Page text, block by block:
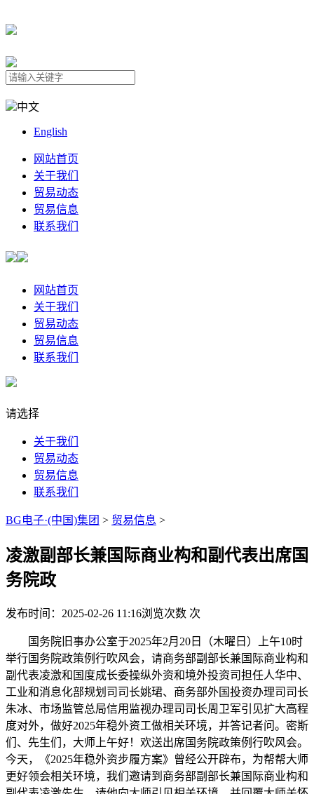
中文
English
网站首页
关于我们
贸易动态
贸易信息
联系我们
网站首页
关于我们
贸易动态
贸易信息
联系我们
请选择
关于我们
贸易动态
贸易信息
联系我们
BG电子·(中国)集团 > 贸易信息 >
凌激副部长兼国际商业构和副代表出席国
务院政
发布时间：2025-02-26 11:16浏览次数 次
国务院旧事办公室于2025年2月20日（木曜日）上午10时举行国务院政策例行吹风会，请商务部副部长兼国际商业构和副代表凌激和国度成长委操纵外资和境外投资司担任人华中、工业和消息化部规划司司长姚珺、商务部外国投资办理司司长朱冰、市场监管总局信用监视办理司司长周卫军引见扩大高程度对外，做好2025年稳外资工做相关环境，并答记者问。密斯们、先生们，大师上午好！欢送出席国务院政策例行吹风会。今天，《2025年稳外资步履方案》曾经公开辟布，为帮帮大师更好领会相关环境，我们邀请到商务部副部长兼国际商业构和副代表凌激先生，请他向大师引见相关环境，并回覆大师关怀的问题。出席今天吹风会的还有：国度成长委操纵外资和境外投资司担任人华中先生，工业和消息化部规划司司长姚珺先生，商务部外国投资办理司司长朱冰先生，市场监管总局信用监视办理司司长周卫军先生。感谢掌管人。密斯们、先生们，列位伴侣，大师上午好！起首，我代表商务部向列位伴侣对商务工做出格是今天要专题发布的外资工做的关怀暗示衷心感激！外商投资为我国成长新质出产力和实现中国式现代化阐扬着十分主要的感化。、国务院高度注沉稳外资工做。地方经济工做会议强调，要扩大高程度对外，稳外贸、稳外资。商务部按照、国务院摆设，会同相关部分积极做为，抓好贯彻落实。为进一步做好2025年稳外资工做，商务部、国度成长委会同相关部分通过外资圆桌会议、外资企业办事专班、赞扬机制等各个渠道普遍收集外资企业反映的共性问题和，正在“外资24条”等现有政策的根本上，从有序扩大自从、提高投资促历程度、加强平台效能、加大办事保障力度等4个方面，进一步提出了20项政策行动，构成了《2025年稳外资步履方案》。2月10日，国务院常务会议审议通过了《步履方案》。今天《步履方案》已正在中国网正式发布。一是了进一步对外的积极信号。《步履方案》提出，扩大电信、医疗、教育等范畴的试点，鞭策国度办事业扩大分析试点工做的提速加力，进一步压减市场准入负面清单事项，正在自贸试验区持续扩大法则、规制、办理、尺度等轨制型，提拔国度级经济手艺开辟区外向型经济成长程度等一系列行动。二是加大政策支撑力度。《步履方案》提出，要指导更多优良外资持久投资我国上市公司，研究制定激励外资企业境内再投资政策行动，扩大激励外商投资财产范畴，打消外商投资性公司利用境内贷款，便当立异药加速上市，支撑外资企业参取生物成品分段出产试点等相关办法。三是积极开展外商投资推进工做。《步履方案》提出，要细心设想实施“投资中国”系列勾当，充实阐扬取相关国度的双边投资推进工做组机制感化，央地协同联动开展境外投资推进勾当，优化外商投资举办投资性公司的相关，优化外资并购法则和并采办卖法式，支撑外资企业参取新型工业化历程等行动。四是切实处理外资企业关心的问题。《步履方案》提出，将更多外资项目纳入严沉外资项目和沉点外资项目清单，尽快明白采购本国产物尺度，优化药品带量采购，继续稳妥扩大片面免签国度范畴，有针对性举办银企对接勾当，提拔外资企业商业便当化程度等行动。我想出格指出的一点是，《步履方案》明白要求，各项行动、各项政策办法将于2025岁尾前落地收效，这充实表白中国高程度对外、鼎力吸引外资的决心和决心。近期，按照国务院摆设，商务部还将正在全国范畴内开展“办事保障外企”工做，我们将阐扬各级外资专班感化，上门走访外资企业，现场领会企业，鞭策处理问题，若是现场有处理不了的问题，就请处所逐级协调，切实处理外资企业的合理。下一步，我们将会同各地域、各部分认实落实好《步履方案》、办事好外资企业，为企业投资中国、分享中国成长机缘创制优良前提。《步履方案》提出，外商投资为成长新质出产力和实现中国式现代化阐扬着主要感化，请引见一下当前加大引资稳资力度，对鞭策我国经济成长有哪些积极影响？感谢。我来回覆这个问题，感谢你的提问。家喻户晓，吸引和操纵外资一曲是我国对外根基国策的主要构成部门。截至2024岁尾，外商累计正在华投资设立的企业跨越123。9万家，现实利用外资20。6万亿元人平易近币。我国通过积极吸引和操纵外资引进了资金、先辈手艺和办理经验，鞭策了各地经济成长、税收添加，供给了大量的就业岗亭，提拔了居平易近糊口程度，丰硕了商品和办事供给。能够说，外资是中国的者、贡献者，也是获益者。当前，我国正正在努力于以高质量成长推进中国式现代化，因而吸引外资将继续阐扬主要感化。起首，吸引外资是我们建立新成长款式不成或缺的力量。正在华的外资企业贡献了近7%的就业，七分之一的税收、约三分之一的进出口、二分之一的机电产物和高新手艺产物的出口，既是国内大轮回的主要构成部门，也是联通国内国际双轮回的桥梁纽带。其次，吸引外资为扶植现代化财产系统供给了主要支持。截至目前，外商正在华投资已笼盖了20个行业门类、115个行业大类；正在制制业范畴，有31个大类和548个小类都有外商投资。我国做为独一具有结合国财产分类中全数工业门类的国度，外资阐扬了举脚轻沉的感化。并且，外资企业通过其供应链带动了本钱、手艺、原材料、产物、办事等跨境流动，使我国深度参取全球财产分工取合做，有帮于我们打制愈加、富有韧性的财产链和供应链。第三，吸引外资有帮于推进构成新质出产力。外资企业已成为我国科技立异系统的主要构成部门。按照国度统计局发布的数据显示，2013年到2023年，我国规模以上外资工业企业研发人员全时当量从每年62。9万人添加到83。8万人，增加了33。2%，研发投入从2015。1亿元添加到3757。6亿元，增加了86。4%，无效发现专利数从7。5万件添加到32。7万件，增加了336%。这些数据证明，此后我们将继续立异，通过积极吸引外资，充实操纵全球立异资本和立异成长我国新质出产力。总的来看，积极吸引外资，对内有帮于更好地以促促成长，对外是更好地以促合做促共赢。我们欢送更多的外国投资者来华投资兴业，参取中国式现代化历程。感谢。我有两个问题。请问，中国本年能否会加大吸引外资的力度，会出台哪些新政策？第二个问题是，美国总统特朗普的关税政策对中国操纵外资和对外投资会带来哪些影响？客岁中国现实利用外资同比下降27。1%，而对外间接投资同比增加10。5%。感谢。感谢。关于您提出的第一个问题，其实也是本次政策吹风会的从题，方才凌激副部长正在起头的自动发布中曾经做了简要引见。《2025年稳外资步履方案》一共提出了20项政策行动，下一步各部分还会鞭策出台配套的若干政策文件，构成“1+N”的稳外资政策“组合拳”，请大师持续关心。关于您问的第二个问题，我们正在商务部的例行旧事发布会等场所曾经多次回覆了相关问题。今天我想再次声明，美国加征关税的做法严沉违反世贸组织法则，不只无益于处理本身的问题，也对中美一般经贸合做形成，既晦气于包罗美资企业正在内的正在华外资企业成长，也会干扰跨国公司的投资决策。同时，我也想说，中国经济根本稳、劣势多、韧性强、潜力大，经济持久向好的趋向和支持前提不会改变。良多跨国公司都看好投资中国的持久成长前景，深耕中国的志愿很是强烈。我们将持续努力于构开国际一流的营商，让更多的外资企业更好分享成长机缘。感谢！客岁，国度成长委发布了2024年版《外商投资准入出格办理办法》，请问2025年正在扩大高程度对外、更鼎力度吸引外资方面将有哪些工做行动？感谢。好的，我来回覆这个问题，感谢记者的提问。对外是我国的根基国策，党的二十届三中全会提出，要以促，稳步扩大轨制型，深化外商投资推进体系体例机制。2025年，国度成长委将紧紧环绕落实党的二十届三中全会，切实采纳无力行动，鞭策扶植更高程度型经济新体系体例，继续支撑外资企业投资中国、深耕中国。具体来讲，国度成长委将次要开展以下4个方面的工做：起首，系统谋划稳步扩大轨制型。我们将会同相关部分正在产权、财产补助、尺度、劳动、采购、电子商务、金融等7个范畴自动对接国际高尺度经贸法则，实现法则、规制、办理、尺度的相通相容；正在商品市场、办事市场、本钱市场、劳务市场等4个市场有序鞭策扩大自从，扩大对最不发财国度的单边。此外，我们还将鞭策深化外商投资推进体系体例机制，全方位系统化改良外商投资办理和推进工做。其次，制定出台稳外资的具体支撑政策办法。我们问题导向，拟会同相关方面修订扩大《激励外商投资财产目次》，研究制定激励外资企业境内再投资政策等，这些沉点工做也都写入了今天发布的《步履方案》里面。第三，鞭策开辟区更好阐扬引资平台感化。开辟区一曲是扩大对外的前沿阵地、投资推进的主要平台。我们将连系正正在开展的《中国开辟区审核通知布告目次（2018年版）》的修订工做，以制制业和出产性办事业为从，完美开辟区地盘办理，以亩均效益、集堆积约、增量增速、减污降碳等为导向指导开辟区高质量成长，更好阐扬开辟区正在吸引外资、通顺国内国际双轮回等方面的主要感化。最初，加强外商投资办事保障。我们正会同相关部分组织编写《外商投资中国百问百答》，但愿能帮帮境外投资者更好领会中国外商投资，更好办事外资企业投资落地、出产运营和外籍人员正在中国的工做糊口。做好标记性严沉外资项目标落地办事，目前前八批66个标记性严沉外资项目已完成投资约940亿美元，此中33个项目实现了全面或部门投产，取得了优良的社会效益和经济效益。本年，我们还将继续强化项目要素保障，鞭策前八批项目加速落地，并当令发布第九批项目。持续开展办事外资企业专项步履，“一对一”走访外资企业，及时领会并协调处理企业碰到的坚苦和问题。感谢。我们领会到，工信部正正在鞭策正在等4地开展增值电信营业扩大对外试点。请问该政策对吸引外商投资、推进经济增加等有哪些利好感化，目前进展若何，后续将若何进一步鞭策？感谢。这个问题我来回覆，感谢记者的提问。电信业扩大对外是全面深化、推进轨制型的主要行动，对推进行业高质量成长、融入全球分工取合做、办事建立新成长款式等具有积极意义。近年来，工业和消息化部深切贯彻落实、国务院决策摆设，以高程度推进电信业高质量成长。截至2024岁尾，已有2343家外资企业获准正在华运营电信营业，为电信用户带来了更多选择和差同化办事。2024年，为落实地方经济工做会议，按照《工做演讲》关于放宽电信等办事业市场准入的要求，工业和消息化部会同相关部分制定了《关于开展增值电信营业扩大对外试点工做的布告》，明白正在、上海、海南、深圳等4地试点打消互联网数据核心（IDC）等多项营业的外资股比，该政策遭到了普遍关心和积极评价。目前，4地曾经别离多次召开外资企业座谈会，积极开展政策解读，加强取外资企业沟通对接，目前已无数十家外资企业正正在积极申请参取。下一步，工业和消息化部将继续深切贯彻落实党的二十届三中全会，加速推进试点工做，加强政策解读，优化办事办理，支撑外资企业参取试点，摸索更多新业态，激发市场活力。做好经验堆集和宣传推广，组织开展试点环境总结评估，梳理先辈模式、典型案例等，鞭策示范效应。同时，按照试点环境不竭完美政策，自动对接国际高尺度经贸法则，持续提拔电信范畴对外程度，帮力建立更高程度型经济新体系体例。我们关心到商务部今天发布的数据，1月份我国现实利用外资降幅大幅收窄，可否细致引见一下当前吸引和操纵外资的形势？感谢。这个问题我来回覆，感谢你的提问。本年1月份我们发布的我国现实操纵外资是975。9亿元人平易近币，同比下降了13。4%。这个降幅比客岁全年有所收窄，可是仍然是呈下降的态势，这个缘由我想谈谈我们的见地。一是当前全球的跨境投资，也就是全球的FDI仍然是比力低迷的。因为全球经济苏醒迟缓，至今尚未达到新冠疫情前的程度，出格是发财经济体的经济增加动力不脚，全球跨境间接投资尚未走出低谷。本年1月份结合国贸发会议发布的《全球投资趋向监测演讲》显示，流入成长中国度的FDI曾经持续两年呈现了下降。这是一个全球的总体环境。二是我们面对的外部仍然严峻复杂。地缘冲突加剧，单边从义、从义较着上升，这一环境对我们吸引外资发生的影响不成低估。三是遭到国内相关财产成长变化等诸多要素影响，一部门跨国公司自动调整投资结构，例如：我国汽车制制业、机械制制业、服拆业等行业的引资规模呈现了分歧程度地下降。同时，我国经济根本稳、劣势多、韧性强、潜能大、持久向好的支持前提和根基趋向没有改变。我国超大规模市场、完整高效的财产链供应链系统、持续优化的立异，这些都为跨国公司投资中国供给了优良的成长前提和土壤，稳外资仍然具备的根本。我们把2025年吸引外资的数据给大师打开来看，除了有所下降以外，还有一些亮点。一是现实操纵外资环比增加，也就是说，本年1月份当月的现实利用外资金额比客岁12月份增加了27。5%，环比上升。二是引资财产布局持续优化，制制业和高手艺制制业现实利用外资占比力2024岁尾别离提高了2。6和0。8个百分点。医药制制业和科技办事业现实利用外资别离增加68。4%和23。9%，这是布局上的变化。三是引资的来历地愈加多元化。英国、韩国、荷兰、日本对华投资都呈现了两位数的增加，共建“一带一”国度对华投资增加较快。近期，我们留意到，中国美国商会发布的《2025年中国商务查询拜访演讲》显示，近70%的消费行业受访企业估计2025年将添加正在华投资。中国英国商会发布的贸易决心查询拜访演讲显示，76%的受访企业暗示将维持当前的投资程度或添加投资；中国商会的演讲显示，92%的受访企业打算继续正在华开展运营，跨越一半的企业打算正在将来两年添加投资。我想这些数据都表现了跨国公司持续投资中国、深耕中国的志愿和决心。同时，从国度统计局发布的数据来看，2024年全国规上工业企业利润率是5。4%，规上外资工业企业利润率是6。6%，外资企业超出跨越1。2个百分点。跟着党的二十届三中全会的行动和地方经济工做会议各项摆设，以及本年稳外资步履方案等政策持续落地，我们相信投资中国将来可期，前景看好。我有两个问题，第一个问题是本年负面清单和客岁的变化会有多大？给外资添加了什么样的投资机遇？第二个问题，最新中美商会调研显示，记实以来最多会员正正在考虑或是正正在转移一部门中国产能到其他国度。同时，PVH和Illumina上了中国不靠得住实体清单。中国将出哪些政策更好地吸引外资，以及添加外资对中国不靠得住清单的领会和预测性？感谢。感谢记者的提问，我简要回应一下您的第一个问题。跟您所说的一样，2024年9月，国度成长委会同商务部发布了《外商投资准入出格办理办法》，也就是外资准入负面清单2024年版，办法由31条缩减至29条，删除了“出书物印刷须由中方控股”以及“投资中药饮片的蒸、炒、炙、煅等手艺的使用及中成药保密处方产物的出产”两个条目，也就是全面打消了制制业范畴外资准入的办法。负面清单发布当前，国度成长委也会同商务部等部分以及各地域抓好现行负面清单的落实，深切实施准入前国平易近待遇加负面清单办理轨制，对负面清单之外的范畴按照表里资分歧准绳办理，赐与外商投资企业国平易近待遇，确保新办法及时落地。至于新的外资准入负面清单，包罗自贸区还有海南自贸港负面清单的修订环境，我们会当令按照工做需要，跟商务部等相关部分一路研究再决定。感谢。对于您提的第一个问题，我弥补几句。这个负面清单，您也晓得，除了有外商投资准入负面清单，还有《市场准入负面清单》。按照《步履方案》摆设，本年相关部分还会推出新版的《市场准入负面清单》，进一步压减相关的清单事项。这个清单是面向各类市场从体的，外资企业能够划一享遭到更多范畴的投资便当办法。第二个问题，关于外资企业产能转移环境。按照我们领会到的一些环境，确实有一部门跨国公司正正在调整正在华投资规模和营业，次要有几品种型：一是劳动稠密型企业有一些梯度转移。跟着国内劳动力包罗地盘成本的上升，一些成本型企业、劳动稠密型企业按照成长计谋和国表里比力劣势，正在全球范畴内调整结构、转移产能。二是投资转型升级。不少外资企业了国内财产升级趋向，积极调整正在华投资结构。比若有的企业封闭了一些产线，像手机、家电、电脑产线，但同时又添加了新型显示、新能源电池等一些高手艺产物的出产线，并扩大正在华研发核心的投资，所以这是财产的升级换代。三是分离投资。我们领会到，起头将一些新增的投资分离到其他国度。总体来看，外资是有进有出、有增有减的。您提到中国美国商会的数据，方才凌激副部长也讲到，有些企业正在削减，有些企业正在添加。总的来看，外资企业对我们反映的环境是，中国市场的庞大商机和科创活力一直是跨国公司的优先选项。当前，中国经济持久向好的支持前提和根基趋向没有改变，跟着新出台的外资政策落地收效，中国市场对外资的“磁吸力”还会更强。我有两个问题，第一个，中国若何激励外国投资？同时针对一些大牌外国企业进行回手，特别是像谷歌和苹果如许的美国企业。第二个问题，不少跨国企业起头转移财产链和正在中国的手艺和营业，中国该若何应对？感谢。感谢您的提问。第一个问题，方才提到的跨国企业查询拜访环境，我想沉申的是，中国欢送外国企业正在华投资运营，也将依法保障他们的权益，中方按照我国的法令对违法违规的企业和小我进行查询拜访和惩罚，诚法的外国实体是不需要担忧的。中国也自始自终地欢送世界的企业来华投资兴业，而且努力于为守规的外资企业正在华运营供给不变、公安然平静可预期的营商。第二个问题，关于跨国公司转移的环境，我方才也做了一个回覆，我再弥补一下。中国是全球第二大的消费市场，并且市场规模还正在稳步扩大，消费也正在持续升级，产物和办事更新迭代的速度都很快，包罗外资企业正在内的各类运营从体按照中国市场环境、本身运营成长计谋和的比力劣势调整投资结构，常遍及的，也属于市场经济的一般现象。总体来看，中国市场对外资连结了比力强的吸引力。按照我们的统计，截至2023岁尾，中国的存量外资企业数量是46。5万家，比疫情前的2019年添加了4。6万家。2024年我国又新设了外资企业5。9万家，同比增加了9。9%。能够看到，跨国公司虽然有进有出，但正在华投资的外国企业总体数量还正在添加。方才凌副部长也讲了，不少外国商会发布的演讲也了这一点。这些演讲遍及显示，正在华的大都外资企业是实现盈利的，而且持久看好我们的成长。所以我们认为，现正在的这种形态下，我们的营商也正在持续改善，我们也自始自终欢送投资者继续加大正在华投资力度，带来更多的、有合作力的新产物、新办事，积极参取我们新成长款式的建立，共享中国成长的机缘。我有两个问题，第一个是此前欧商会的查询拜访演讲显示，一些跨国公司认为中国一些法令律例让他们不得不将本人正在中国的运营和其他地域的朋分开，包罗数据处置、研发还有IT系统等，相关成本的添加对他们正在中国的合作力会形成影响，请问相关部分能否会正在这方面放松相关？第二个是《步履方案》也提到，确保外资企业正在采购方面参取公允合作，想问具体有哪些办法？感谢。感谢你的提问，这个问题我来回覆。第一个问题，就是你提到的一些外资企业，这些环境我都留意到了，也很认实读了中国欧盟商会发布的演讲，此中提到了关于数据处置的问题。按照商务部收集的外资企业坚苦，我理解此中很主要的一个就是关于外资企业数据跨境流动的问题。中国关于收集平安和数据平安办理的轨制设想是公开通明的。我们按照国际通行的做法，并基于中国的现实环境，连续制定了《收集平安法》《数据平安法》《数据出境平安评估法子》。客岁3月份，国度网信办发布了《推进和规范数据跨境流动》，对数据出境相关进行了优化和调整。正在《》实施过程中，商务部会同相关部分成立了外资数据跨境流动便当化机制，我们还组织了一个专题的外资圆桌会议，解答大师对数据跨境流动方面的关心。同时，机制进一步提拔数据跨境的办理效率，指点和帮帮外资企业依法依规、高质量高效实现数据跨境流动，目前提出申请的外资企业绝大大都数据跨境流动的申请都获得了核准。第二个问题，你提到关于外资企业平等参取采购的问题，这个问题是外资企业遍及关怀的问题，中国一曲高度注沉，我们持续优化营商的一个主要内容就是要保障外资企业的国平易近待遇。通过外资企业的圆桌会议等多个渠道，我们环绕外资企业参取中国采购的问题进行了交换，客岁5月，我们正在商务部还召开了外资企业参取采购的专题圆桌会，进行了充实交换，听取了外资企业的看法，我们都予以一一回应。同时，相关部分也采纳了很多积极行动，包罗清理采购范畴妨碍公允合作的和做法，完美采购的质疑赞扬和行政裁决机制，依法受理并公允处置企业赞扬，包罗外资企业的赞扬；目前，还正在积极推进采购法的修订，研究制定采购范畴“中国境内出产”的具体尺度。正在《2025年稳外资步履方案》中，我们提出了“成立采购本国产物尺度系统”，就是要明白相关尺度，切实保障内资和外资企业正在华出产的产物平等参取采购。下一步，我们将积极鞭策这些配套细则尽早落地收效。我们关心到，此次《步履方案》中提出要修订扩大《激励外商投资财产目次》，以及要研究制定激励外资企业境内再投资政策。请问发改委对这两项政策的考虑是什么？感谢。我来回覆这个问题，感谢记者的提问。外资是参取中国式现代化扶植、鞭策中国经济取世界经济配合繁荣成长的主要力量。客岁以来，国度成长委持续开展办事外资企业专项步履，正在调研中我们领会到，外资企业对再投资和《激励外商投资财产目次》都很是关心，也给我们提了良多比力好的。此次《步履方案》里面也明白提出了要鞭策出台这两项支撑办法，并且适才凌激副部长也特地引见了此次《步履方案》的办法准绳上都是要求正在2025年内必需落实的，这就是对外资企业的一个积极回应，也再次表了然中国欢送跨国公司持久投资、持续耕作中国市场的积极立场。关于修订扩大《激励外商投资财产目次》。客岁岁尾，国度成长委会同商务部曾经公开辟布了收罗看法稿，收罗看法稿条目约1700条，比2022年版大要添加了200多条。正在收罗看法的过程中，我们也收到了社会提出的140多条贵重，内容涉及设备制制、环节元器件出产、科技办事、出产性办事等多个范畴。目前，我们正正在按照各方面的反馈看法进行点窜完美，将尽快按法式出台2025年版激励目次。新目次将沉点添加先辈制制业、现代办事业、高新手艺、节能环保等范畴条目，同时也激励外资更多投向部地域和东北地域。关于研究出台激励外资企业境内再投资的政策。正在前期调研的根本上，国度成长委已会同相关部分启动了这项政策的制定工做。我们的初步考虑是：正在提拔外资企业境内再投资便当度方面，拟从简化相关事项打点法式、完美金融办事、优化项目存案办理等环节，进一步通顺企业再投资渠道；正在加强外资企业境内再投资办事保障方面，我们拟从优化各类出产要素设置装备摆设、强化严沉外资项目工做专班支持、加强项目全流程办事等角度，统筹对合适前提的再投资项目予以支撑。下一步，我们将会同商务部、市场监管总局以及外汇局等，去上海同相关企业就这两项政策进行交换和沟通，我们也但愿通过这种实地调研和座谈会等多种形式，听取各方面，可以或许鞭策相关政策办法尽快出台。我们将和相关部分一道，配合为外资企业正在华投资运营做好办事保障，为跨国公司供给更大投资机缘和投资空间。同时，我们也诚挚地欢送更多的外资企业可以或许持久扎根中国市场，继续正在华增资扩产、成长强大，充实享受外商投资推进政策盈利，实现互利共赢。制制业是外商投资的主要范畴。当前，制制业范畴外资准入已全面打消，下一步正在推进新型工业化过程中，还将采纳哪些办法来推进外资企业更好成长？感谢。感谢你的提问。2024年，我们实现了制制业范畴外资准入全面“清零”，该当说，这也是我们推进高程度对外取得的主要标记性。2024年，制制业现实利用外资跨越了2200亿元人平易近币，高手艺制制业现实利用外资占比达到11。7%。其西医疗器械设备及仪器仪表制制业、计较机及办公设备制制业增速凸起，现实利用外资别离增加了98。7%和21。9%。阿斯利康小药新工场项目、新加坡金鹰集团的莱赛尔纤维项目、赛诺菲胰岛素出产项目等一批外资项目签约落地。外资企业是推进新型工业化的主要力量。下一步，工业和消息化部将认线年稳外资步履方案》等各项行动，为外资企业供给优良办事，推进外资企业正在华更好成长。一是深化财产科技立异合做。积极支撑企业家、投资人来华立异创业，支撑外资企业正在华设立研发核心，取国内企业结合开展手艺研发和财产化使用。二是共享数字化、绿色化成长机缘。支撑外资企业积极参取中国制制业数字化、绿色化成长历程，参取中国绿色制制系统扶植，正在华扶植高程度智能工场，加速先辈手艺、产